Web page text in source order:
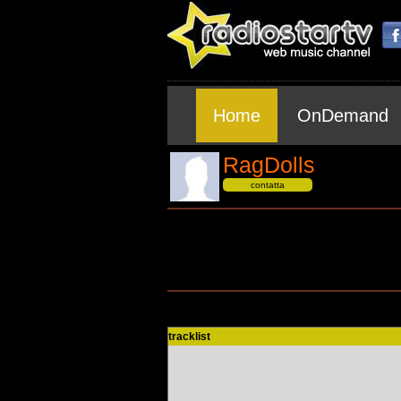
Home OnDemand
RagDolls
contatta
tracklist